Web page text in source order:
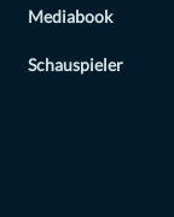
Mediabook
Schauspieler